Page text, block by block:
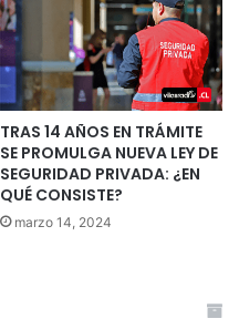
TRAS 14 AÑOS EN TRÁMITE
SE PROMULGA NUEVA LEY DE
SEGURIDAD PRIVADA: ¿EN
QUÉ CONSISTE?
marzo 14, 2024